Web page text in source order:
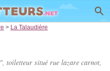
> La Talaudière
toiletteur situé rue lazare carnot,